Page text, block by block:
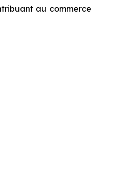
au commerce